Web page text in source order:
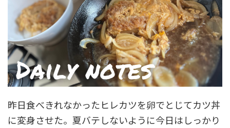
昨日食べきれなかったヒレカツを卵でとじてカツ丼
に変身させた。夏バテしないように今日はしっかり